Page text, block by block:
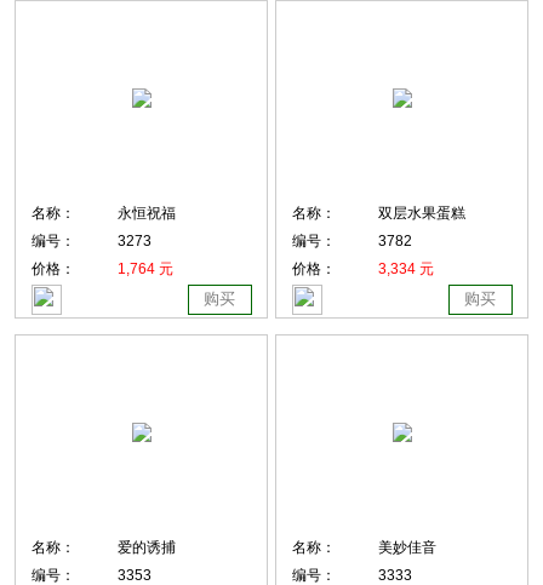
名称：
永恒祝福
编号：
3273
价格：
1,764 元
购买
名称：
双层水果蛋糕
编号：
3782
价格：
3,334 元
购买
名称：
爱的诱捕
编号：
3353
名称：
美妙佳音
编号：
3333